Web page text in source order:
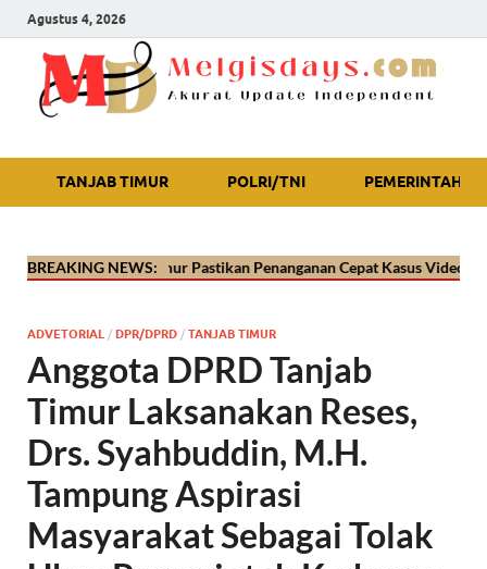
Agustus 4, 2026
Akurat Update Independent
TANJAB TIMUR POLRI/TNI PEMERINTAH
BREAKING NEWS:
Tanjab Timur Pastikan Penanganan Cepat Kasus Video Viral
ADVETORIAL / DPR/DPRD / TANJAB TIMUR
Anggota DPRD Tanjab
Timur Laksanakan Reses,
Drs. Syahbuddin, M.H.
Tampung Aspirasi
Masyarakat Sebagai Tolak